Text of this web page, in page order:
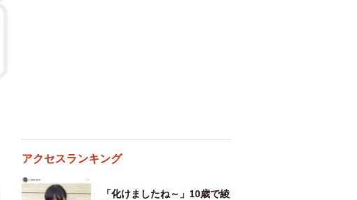
アクセスランキング
「化けましたね～」10歳で綾